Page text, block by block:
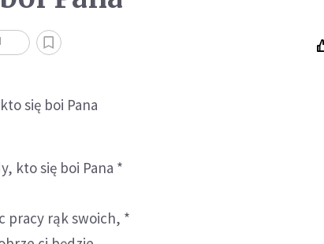
się boi Pana
kto się boi Pana *
pracy rąk swoich, *